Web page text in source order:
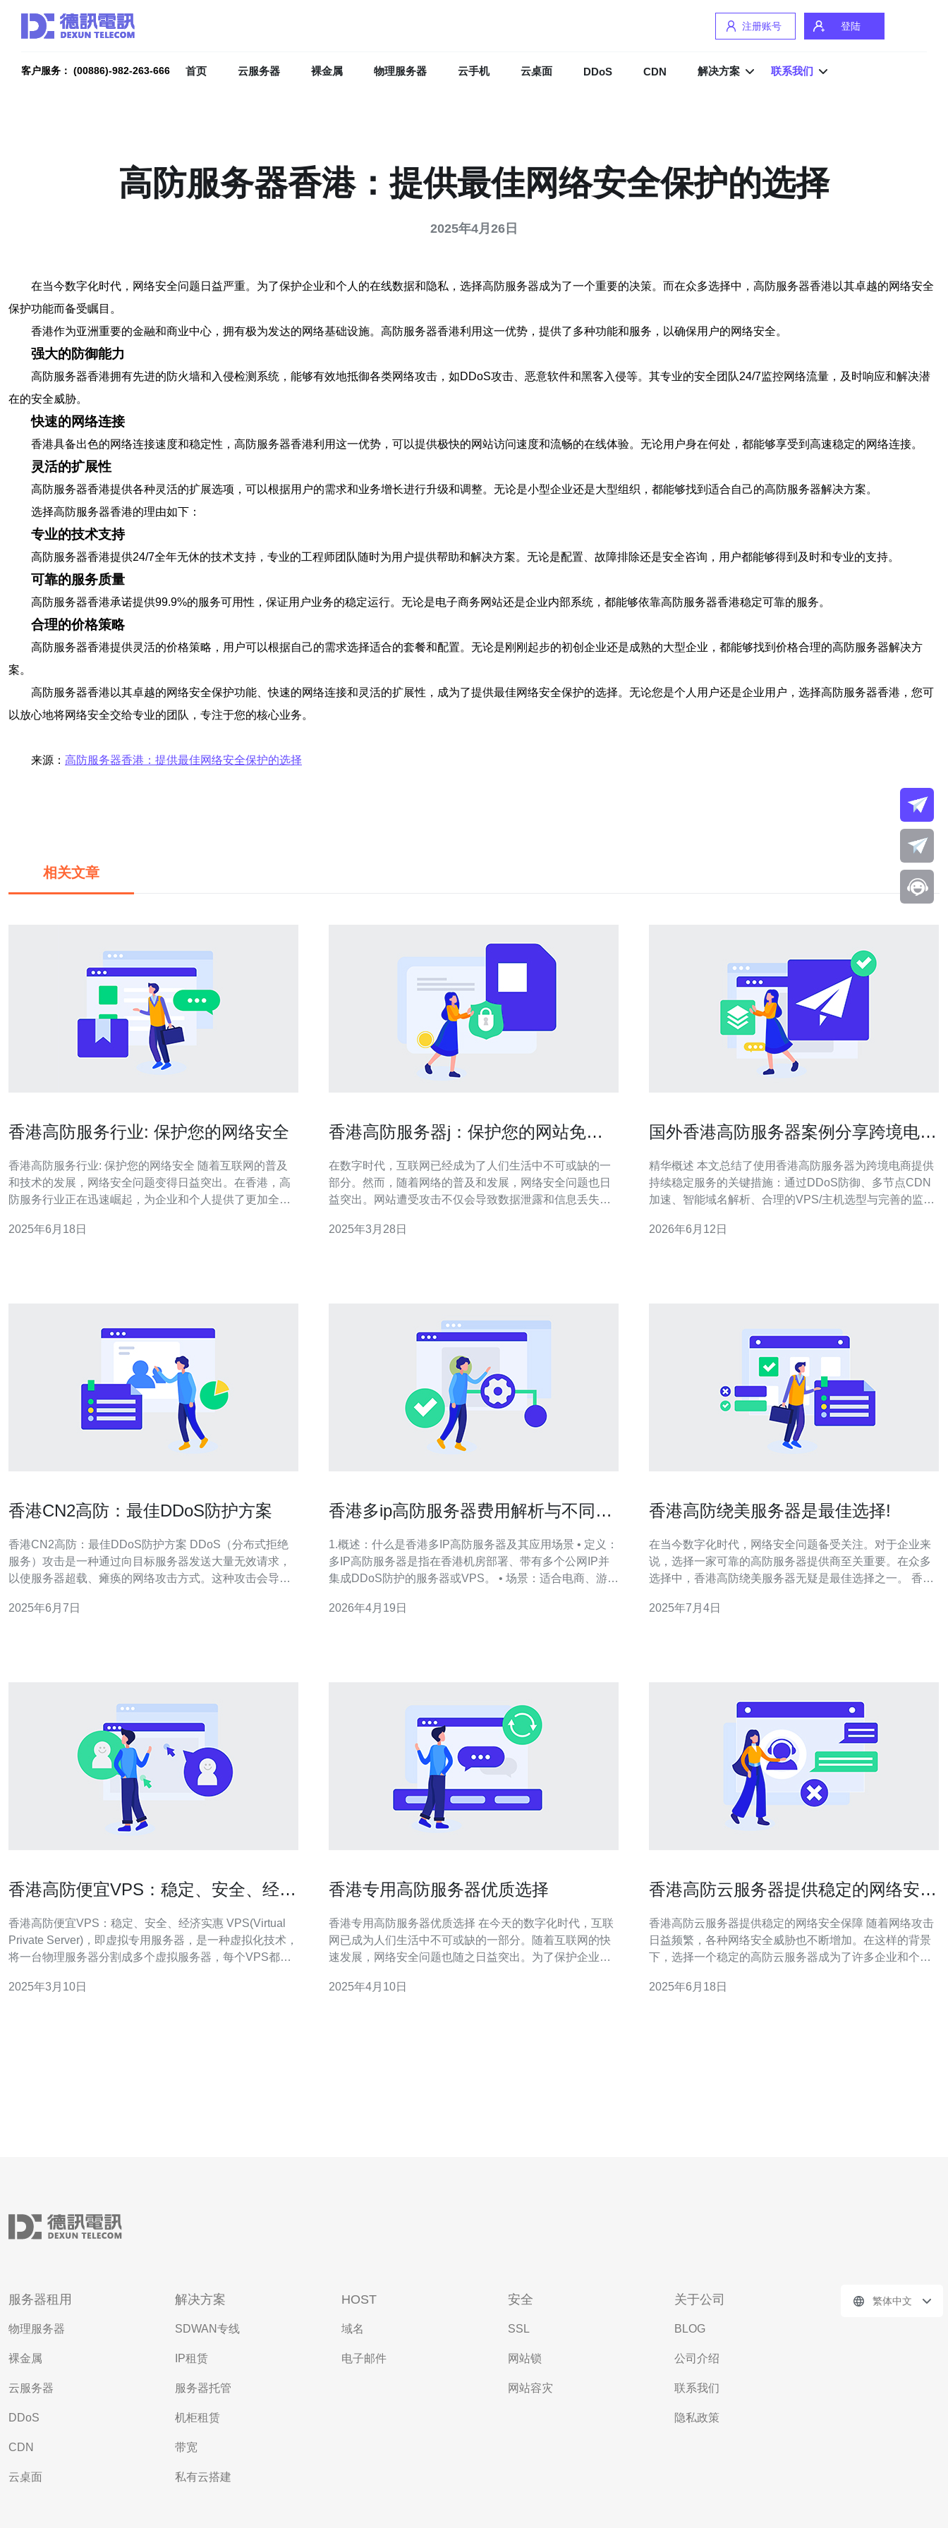
注册账号 登陆
客户服务： (00886)-982-263-666 首页 云服务器 裸金属 物理服务器 云手机 云桌面 DDoS CDN 解决方案 联系我们
高防服务器香港：提供最佳网络安全保护的选择
2025年4月26日
在当今数字化时代，网络安全问题日益严重。为了保护企业和个人的在线数据和隐私，选择高防服务器成为了一个重要的决策。而在众多选择中，高防服务器香港以其卓越的网络安全
保护功能而备受瞩目。
香港作为亚洲重要的金融和商业中心，拥有极为发达的网络基础设施。高防服务器香港利用这一优势，提供了多种功能和服务，以确保用户的网络安全。
强大的防御能力
高防服务器香港拥有先进的防火墙和入侵检测系统，能够有效地抵御各类网络攻击，如DDoS攻击、恶意软件和黑客入侵等。其专业的安全团队24/7监控网络流量，及时响应和解决潜
在的安全威胁。
快速的网络连接
香港具备出色的网络连接速度和稳定性，高防服务器香港利用这一优势，可以提供极快的网站访问速度和流畅的在线体验。无论用户身在何处，都能够享受到高速稳定的网络连接。
灵活的扩展性
高防服务器香港提供各种灵活的扩展选项，可以根据用户的需求和业务增长进行升级和调整。无论是小型企业还是大型组织，都能够找到适合自己的高防服务器解决方案。
选择高防服务器香港的理由如下：
专业的技术支持
高防服务器香港提供24/7全年无休的技术支持，专业的工程师团队随时为用户提供帮助和解决方案。无论是配置、故障排除还是安全咨询，用户都能够得到及时和专业的支持。
可靠的服务质量
高防服务器香港承诺提供99.9%的服务可用性，保证用户业务的稳定运行。无论是电子商务网站还是企业内部系统，都能够依靠高防服务器香港稳定可靠的服务。
合理的价格策略
高防服务器香港提供灵活的价格策略，用户可以根据自己的需求选择适合的套餐和配置。无论是刚刚起步的初创企业还是成熟的大型企业，都能够找到价格合理的高防服务器解决方
案。
高防服务器香港以其卓越的网络安全保护功能、快速的网络连接和灵活的扩展性，成为了提供最佳网络安全保护的选择。无论您是个人用户还是企业用户，选择高防服务器香港，您可
以放心地将网络安全交给专业的团队，专注于您的核心业务。
来源： 高防服务器香港：提供最佳网络安全保护的选择
相关文章
香港高防服务行业: 保护您的网络安全
香港高防服务行业: 保护您的网络安全 随着互联网的普及
和技术的发展，网络安全问题变得日益突出。在香港，高
防服务行业正在迅速崛起，为企业和个人提供了更加全面
展现状和重要性，以及如何选择适合自己的高防服务提供
2025年6月18日
香港高防服务器j：保护您的网站免受
在数字时代，互联网已经成为了人们生活中不可或缺的一
部分。然而，随着网络的普及和发展，网络安全问题也日
益突出。网站遭受攻击不仅会导致数据泄露和信息丢失，
受攻击成为了每个网站所有者必须面对的重要问题。 高防
2025年3月28日
国外香港高防服务器案例分享跨境电商
精华概述 本文总结了使用香港高防服务器为跨境电商提供
持续稳定服务的关键措施：通过DDoS防御、多节点CDN
加速、智能域名解析、合理的VPS/主机选型与完善的监控
例说明落地策略与效果，同时推荐德讯电讯作为可用的服
2026年6月12日
香港CN2高防：最佳DDoS防护方案
香港CN2高防：最佳DDoS防护方案 DDoS（分布式拒绝
服务）攻击是一种通过向目标服务器发送大量无效请求，
以使服务器超载、瘫痪的网络攻击方式。这种攻击会导致
代，DDoS攻击已经成为一种常见的网络威胁。为了保护
2025年6月7日
香港多ip高防服务器费用解析与不同厂
1.概述：什么是香港多IP高防服务器及其应用场景 • 定义：
多IP高防服务器是指在香港机房部署、带有多个公网IP并
集成DDoS防护的服务器或VPS。 • 场景：适合电商、游
务。 • 优点：提高可用性、分流恶意流量、配合CDN能降
2026年4月19日
香港高防绕美服务器是最佳选择!
在当今数字化时代，网络安全问题备受关注。对于企业来
说，选择一家可靠的高防服务器提供商至关重要。在众多
选择中，香港高防绕美服务器无疑是最佳选择之一。 香港
快、网络稳定性高。而香港高防绕美服务器更是在网络安
2025年7月4日
香港高防便宜VPS：稳定、安全、经济
香港高防便宜VPS：稳定、安全、经济实惠 VPS(Virtual
Private Server)，即虚拟专用服务器，是一种虚拟化技术，
将一台物理服务器分割成多个虚拟服务器，每个VPS都具
隔离。 在选择VPS时，稳定性、安全性和经济实惠是最重
2025年3月10日
香港专用高防服务器优质选择
香港专用高防服务器优质选择 在今天的数字化时代，互联
网已成为人们生活中不可或缺的一部分。随着互联网的快
速发展，网络安全问题也随之日益突出。为了保护企业数
来提高网络安全性。本文将重点介绍香港地区的专用高防
2025年4月10日
香港高防云服务器提供稳定的网络安全
香港高防云服务器提供稳定的网络安全保障 随着网络攻击
日益频繁，各种网络安全威胁也不断增加。在这样的背景
下，选择一个稳定的高防云服务器成为了许多企业和个人
服务器在网络安全方面备受关注。 高防云服务器是指在普
2025年6月18日
服务器租用
物理服务器
裸金属
云服务器
DDoS
CDN
云桌面
解决方案
SDWAN专线
IP租赁
服务器托管
机柜租赁
带宽
私有云搭建
HOST
域名
电子邮件
安全
SSL
网站锁
网站容灾
关于公司
BLOG
公司介绍
联系我们
隐私政策
繁体中文